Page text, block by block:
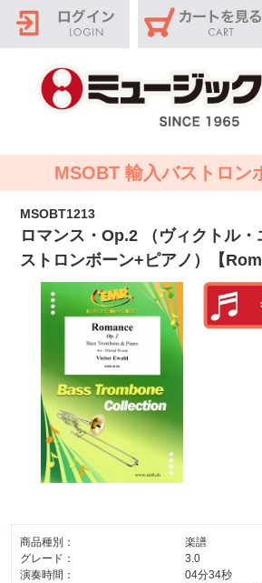
MSOBT 輸入バストロン
MSOBT1213
ロマンス・Op.2 （ヴィクトル
ストロンボーン+ピアノ）【
商品種別：
楽譜
グレード：
3.0
演奏時間：
04分34秒